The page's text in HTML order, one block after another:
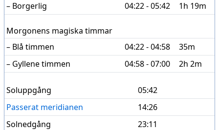
– Borgerlig
04:22 - 05:42 1h 19m
Morgonens magiska timmar
– Blå timmen
04:22 - 04:58
35m
– Gyllene timmen
04:58 - 07:00 2h 2m
Soluppgång
05:42
Passerat meridianen
14:26
Solnedgång
23:11